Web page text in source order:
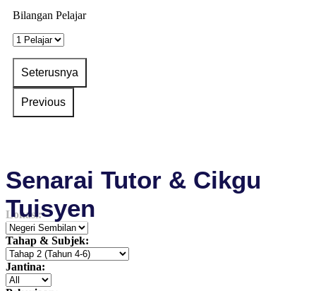
Bilangan Pelajar
Senarai Tutor & Cikgu
Tuisyen
Lokasi:
Tahap & Subjek:
Jantina: